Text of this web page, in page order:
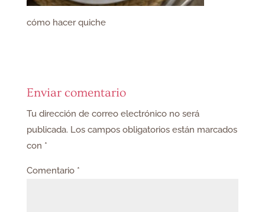
cómo hacer quiche
Enviar comentario
Tu dirección de correo electrónico no será
publicada. Los campos obligatorios están marcados
con *
Comentario *